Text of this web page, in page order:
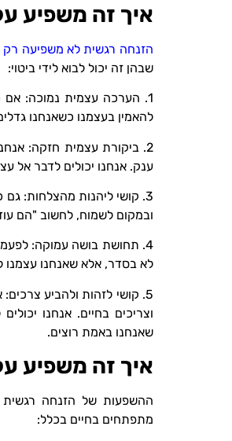
איך זה משפיע
הזנחה רגשית לא משפיעה רק
שבהן זה יכול לבוא לידי ביטוי:
1. הערכה עצמית נמוכה: אם
להאמין בעצמנו כשאנחנו
2. ביקורת עצמית חזקה:
ענק. אנחנו יכולים לדבר אל
3. קושי ליהנות מהצלחות:
ובמקום לשמוח, לחשוב "הם
4. תחושת בושה עמוקה:
לא בסדר, אלא שאנחנו עצמנו
5. קושי לזהות ולהביע
וצריכים בחיים. אנחנו
שאנחנו באמת רוצים.
איך זה משפיע
ההשפעות של הזנחה רגשית
מתפתחים בחיים בכלל: